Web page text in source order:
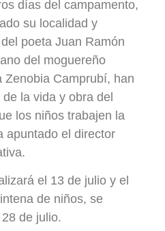
días del campamento,
su localidad y
poeta Juan Ramón
del moguereño
Zenobia Camprubí, han
la vida y obra del
los niños trabajen la
apuntado el director
el 13 de julio y el
de niños, se
de julio.